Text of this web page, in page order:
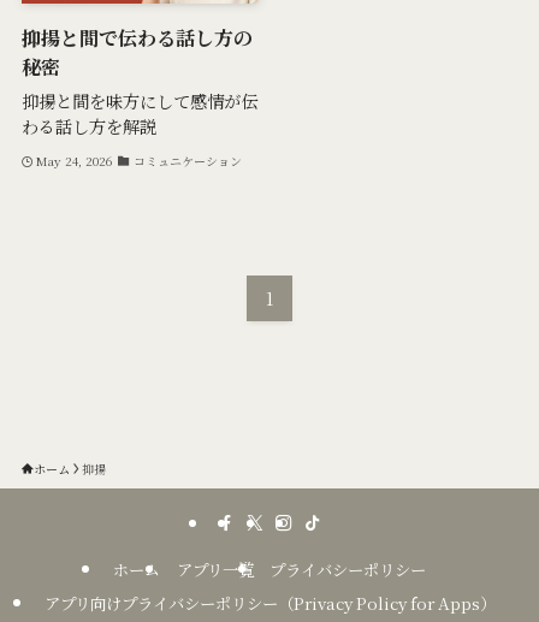
抑揚と間で伝わる話し方の
秘密
抑揚と間を味方にして感情が伝
わる話し方を解説
May 24, 2026 コミュニケーション
1
ホーム 抑揚
ホーム アプリ一覧
プライバシーポリシー
アプリ向けプライバシーポリシー（Privacy Policy for Apps）